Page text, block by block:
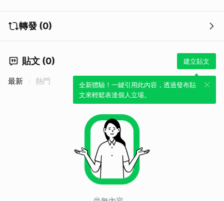
轉發 (0)
貼文 (0) 建立貼文
全新體驗！一鍵引用此內容，透過發布貼
文來輕鬆表達個人立場。
最新 熱門